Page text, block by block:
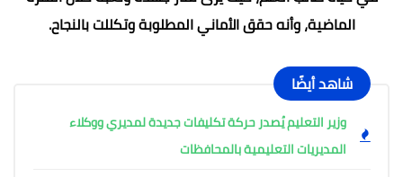
الماضية، وأنه حقق الأماني المطلوبة وتكللت بالنجاح.
شاهد أيضًا
وزير التعليم يُصدر حركة تكليفات جديدة لمديري ووكلاء
المديريات التعليمية بالمحافظات